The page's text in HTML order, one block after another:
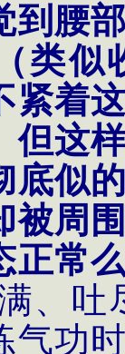
到腰
类似
紧着
但这
底似
被周
正常
、吐
气功